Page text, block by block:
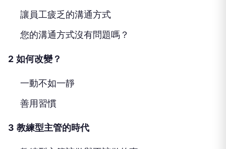
讓員工疲乏的溝通方式
您的溝通方式沒有問題嗎？
2 如何改變？
一動不如一靜
善用習慣
3 教練型主管的時代